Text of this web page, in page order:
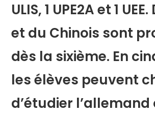
ULIS, 1 UPE2A et 1
et du Chinois sont
dès la sixième. En
les élèves peuvent
d’étudier l’allemand